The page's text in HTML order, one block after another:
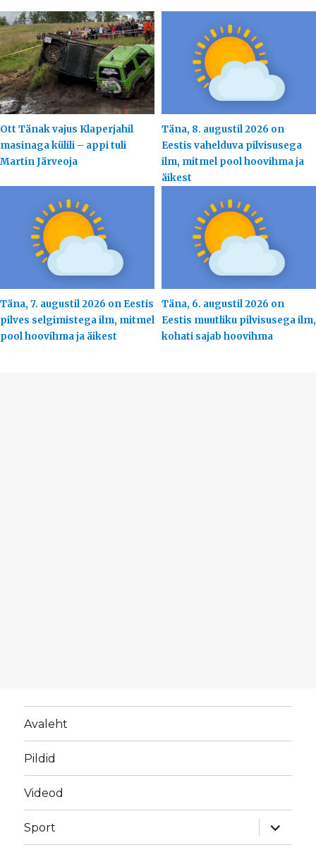
Ott Tänak vajus Klaperjahil
masinaga külili – appi tuli
Martin Järveoja
Täna, 8. augustil 2026 on
Eestis vahelduva pilvisusega
ilm, mitmel pool hoovihma ja
äikest
Täna, 7. augustil 2026 on Eestis
pilves selgimistega ilm, mitmel
pool hoovihma ja äikest
Täna, 6. augustil 2026 on
Eestis muutliku pilvisusega ilm,
kohati sajab hoovihma
Avaleht
Pildid
Videod
Sport
laienda